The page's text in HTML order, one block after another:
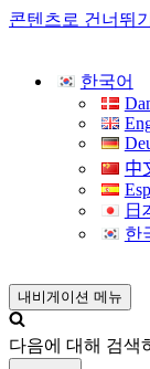
콘텐츠로 건너뛰기
한국어
中
日
한
내비게이션 메뉴
다음에 대해 검색